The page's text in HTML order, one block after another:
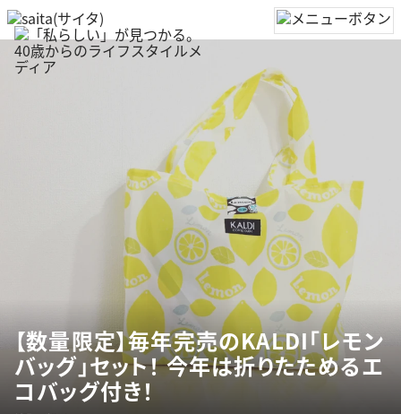
【数量限定】毎年完売のKALDI「レモン
バッグ」セット！ 今年は折りたためるエ
コバッグ付き！